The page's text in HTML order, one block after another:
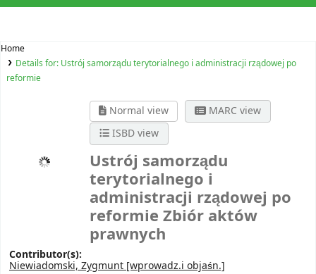
Home
Details for: Ustrój samorządu terytorialnego i administracji rządowej po
reformie
Normal view
MARC view
ISBD view
Ustrój samorządu
terytorialnego i
administracji rządowej po
reformie Zbiór aktów
prawnych
Contributor(s):
Niewiadomski, Zygmunt [wprowadz.i objaśn.]